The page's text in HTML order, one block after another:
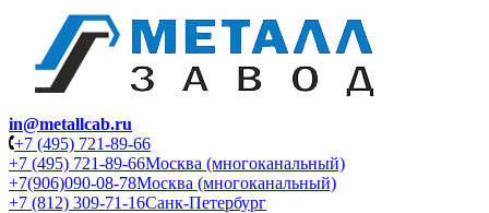
in@metallcab.ru
+7 (495) 721-89-66
+7 (495) 721-89-66Москва (многоканальный)
+7(906)090-08-78Москва (многоканальный)
+7 (812) 309-71-16Санк-Петербург